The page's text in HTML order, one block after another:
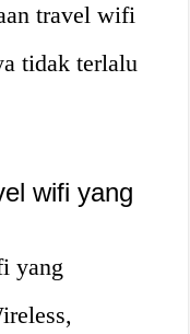
travel wifi
tidak terlalu
wifi yang
yang